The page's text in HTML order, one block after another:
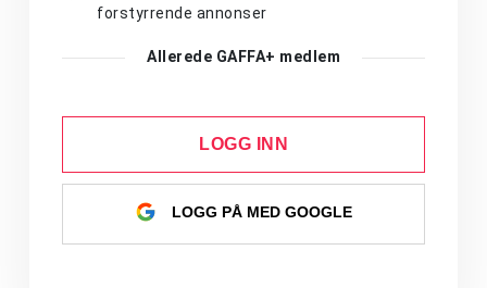
forstyrrende annonser
Allerede GAFFA+ medlem
LOGG INN
LOGG PÅ MED GOOGLE